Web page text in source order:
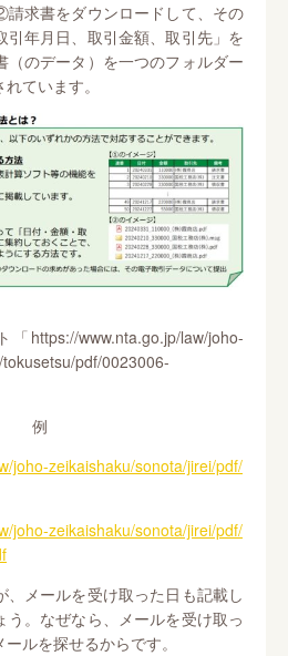
求書をダウンロードして、その
引年月日、取引金額、取引先」を
（のデータ）を一つのフォルダー
ています。
https://www.nta.go.jp/law/joho-
pdf/0023006-
例
joho-zeikaishaku/sonota/jirei/pdf/
joho-zeikaishaku/sonota/jirei/pdf/
、メールを受け取った日も記載し
う。なぜなら、メールを受け取っ
ルを探せるからです。